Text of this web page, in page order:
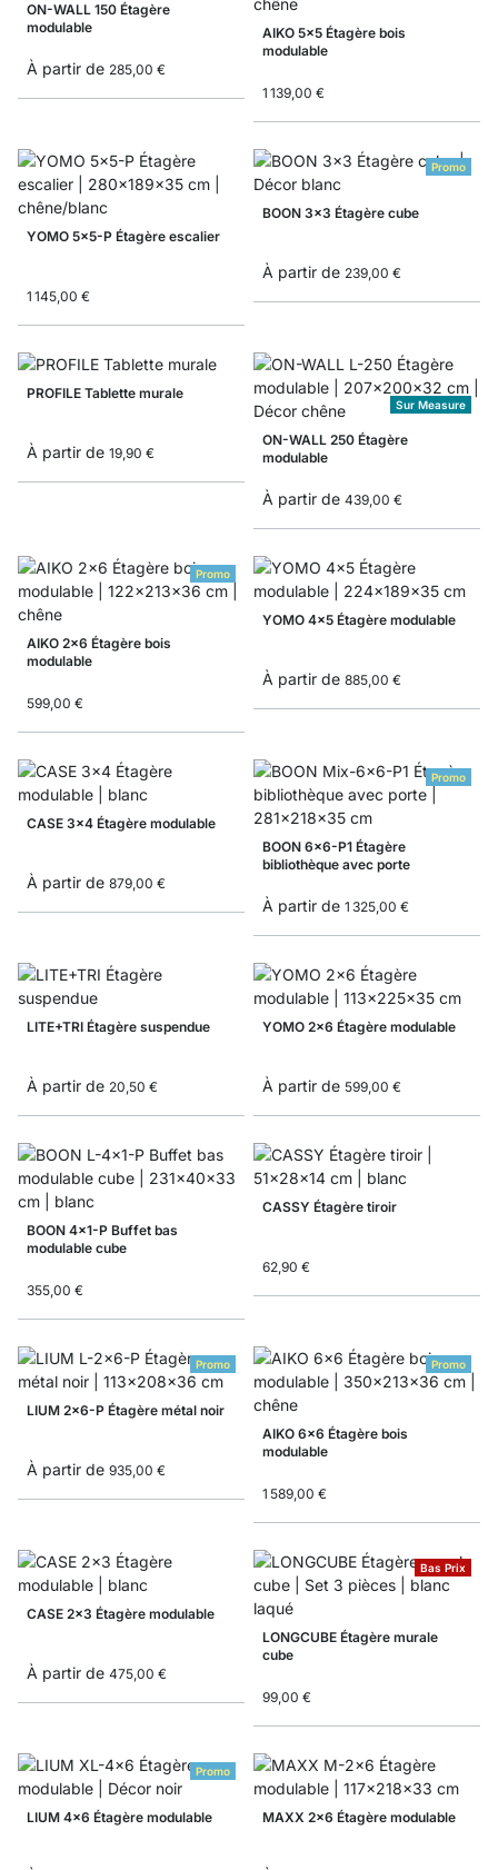
ON-WALL 150 Étagère
modulable
À partir de 285,00 €
AIKO 5x5 Étagère bois
modulable
1 139,00 €
YOMO 5x5-P Étagère escalier
1 145,00 €
Promo
BOON 3x3 Étagère cube
À partir de 239,00 €
PROFILE Tablette murale
À partir de 19,90 €
Sur Measure
ON-WALL 250 Étagère
modulable
À partir de 439,00 €
Promo
AIKO 2x6 Étagère bois
modulable
599,00 €
YOMO 4x5 Étagère modulable
À partir de 885,00 €
CASE 3x4 Étagère modulable
À partir de 879,00 €
Promo
BOON 6x6-P1 Étagère
bibliothèque avec porte
À partir de 1 325,00 €
LITE+TRI Étagère suspendue
À partir de 20,50 €
YOMO 2x6 Étagère modulable
À partir de 599,00 €
BOON 4x1-P Buffet bas
modulable cube
355,00 €
CASSY Étagère tiroir
62,90 €
Promo
LIUM 2x6-P Étagère métal noir
À partir de 935,00 €
Promo
AIKO 6x6 Étagère bois
modulable
1 589,00 €
CASE 2x3 Étagère modulable
À partir de 475,00 €
Bas Prix
LONGCUBE Étagère murale
cube
99,00 €
Promo
LIUM 4x6 Étagère modulable MAXX 2x6 Étagère modulable